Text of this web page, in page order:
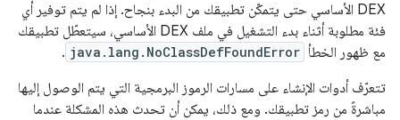
DEX الأساسي حتى يتمكّن تطبيقك من البدء بنجاح. إذا لم يتم توفير أي
فئة مطلوبة أثناء بدء التشغيل في ملف DEX الأساسي، سيتعطّل تطبيقك
مع ظهور الخطأ java.lang.NoClassDefFoundError
.
تتعرّف أدوات الإنشاء على مسارات الرموز البرمجية التي يتم الوصول إليها
مباشرةً من رمز تطبيقك. ومع ذلك، يمكن أن تحدث هذه المشكلة عندما